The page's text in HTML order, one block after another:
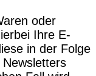
oder
Ihre E-
in der Folge